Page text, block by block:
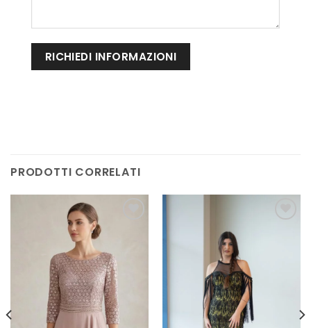
PRODOTTI CORRELATI
AGGIUNGI
ALLA TUA
LISTA DEI
DESIDERI
LISTA DEI
DESIDERI